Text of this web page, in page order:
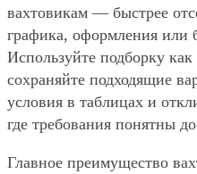
вахтовикам — быстрее
графика, оформления или
Используйте подборку
сохраняйте подходящие
условия в таблицах и
где требования понятны
Главное преимущество